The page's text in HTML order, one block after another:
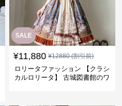
SALE
¥11,880 ¥12880(割引前)
ロリータファッション 【クラシ
カルロリータ】 古城図書館のワ